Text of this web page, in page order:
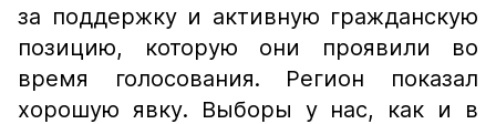
за поддержку и активную гражданскую
позицию, которую они проявили во
время голосования. Регион показал
хорошую явку. Выборы у нас, как и в